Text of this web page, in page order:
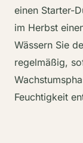
einen Starter-
im Herbst
Wässern Sie
regelmäßig,
Feuchtigkeit